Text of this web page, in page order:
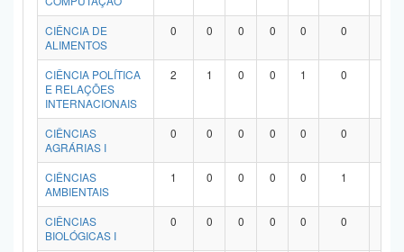
CIÊNCIA DE
ALIMENTOS
0 0 0 0 0 0
CIÊNCIA POLÍTICA
E RELAÇÕES
INTERNACIONAIS
2 1 0 0 1 0
CIÊNCIAS
AGRÁRIAS I
0 0 0 0 0 0
CIÊNCIAS
AMBIENTAIS
1 0 0 0 0 1
CIÊNCIAS
BIOLÓGICAS I
0 0 0 0 0 0